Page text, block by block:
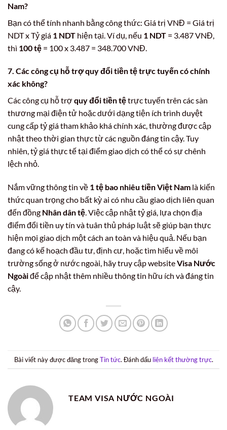
Nam?
Bạn có thể tính nhanh bằng công thức: Giá trị VNĐ = Giá trị
NDT x Tỷ giá 1 NDT hiện tại. Ví dụ, nếu 1 NDT = 3.487 VNĐ,
thì 100 tệ = 100 x 3.487 = 348.700 VNĐ.
7. Các công cụ hỗ trợquy đổi tiền tệtrực tuyến có chính
xác không?
Các công cụ hỗ trợ quy đổi tiền tệtrực tuyến trên các sàn
thương mại điện tử hoặc dưới dạng tiện ích trình duyệt
cung cấp tỷ giá tham khảo khá chính xác, thường được cập
nhật theo thời gian thực từ các nguồn đáng tin cậy. Tuy
nhiên, tỷ giá thực tế tại điểm giao dịch có thể có sự chênh
lệch nhỏ.
Nắm vững thông tin về 1 tệ bao nhiêu tiền Việt Nam là kiến
thức quan trọng cho bất kỳ ai có nhu cầu giao dịch liên quan
đến đồng Nhân dân tệ. Việc cập nhật tỷ giá, lựa chọn địa
điểm đổi tiền uy tín và tuân thủ pháp luật sẽ giúp bạn thực
hiện mọi giao dịch một cách an toàn và hiệu quả. Nếu bạn
đang có kế hoạch đầu tư, định cư, hoặc tìm hiểu về môi
trường sống ở nước ngoài, hãy truy cập websiteVisa Nước
Ngoàiđể cập nhật thêm nhiều thông tin hữu ích và đáng tin
cậy.
Bài viết này được đăng trongTin tức. Đánh dấu liên kết thường trực.
TEAM VISA NƯỚC NGOÀI